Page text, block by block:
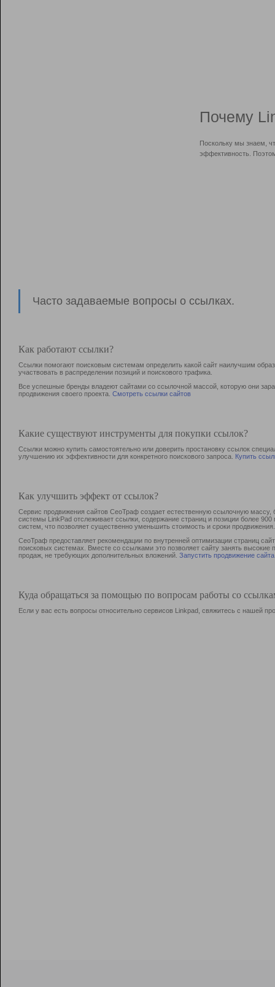
Почему
Поскольку мы знаем,
эффективность.
Часто задаваемые вопросы о ссылках.
Как работают ссылки?
Ссылки помогают поисковым системам определить какой сайт наилучшим
участвовать в раcпределении позиций и поискового трафика.
Все успешные бренды владеют сайтами со ссылочной массой, которую они
продвижения своего проекта. Смотреть ссылки сайтов
Какие существуют инструменты для покупки ссылок?
Ссылки можно купить самостоятельно или доверить простановку ссылок
улучшению их эффективности для конкретного поискового запроса. Купить
Как улучшить эффект от ссылок?
Сервис продвижения сайтов СеоТраф создает естественную ссылочную
системы LinkPad отслеживает ссылки, содержание страниц и позиции более
систем, что позволяет существенно уменьшить стоимость и сроки продвижения.
СеоТраф предоставляет рекомендации по внутренней оптимизации страниц
поисковых системах. Вместе со ссылками это позволяет сайту занять
продаж, не требующих дополнительных вложений. Запустить продвижение сайта
Куда обращаться за помощью по вопросам работы со
Если у вас есть вопросы относительно сервисов Linkpad, свяжитесь с нашей